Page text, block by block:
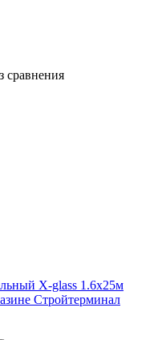
сравнения
X-glass 1.6х25м
Стройтерминал